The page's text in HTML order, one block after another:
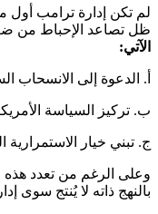
لم تكن إدارة ترامب أول
ظل تصاعد الإحباط من
الآتي:
أ. الدعوة إلى الانسحاب
ب. تركيز السياسة
ج. تبني خيار
وعلى الرغم من تعدد هذه
بالنهج ذاته لا يُنتج سوى